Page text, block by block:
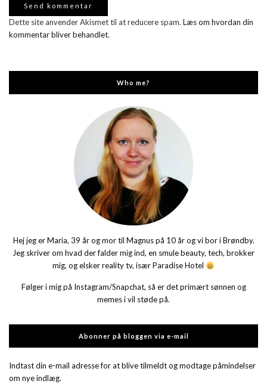
Dette site anvender Akismet til at reducere spam. Læs om hvordan din
kommentar bliver behandlet.
Who me?
Hej jeg er Maria, 39 år og mor til Magnus på 10 år og vi bor i Brøndby.
Jeg skriver om hvad der falder mig ind, en smule beauty, tech, brokker
mig, og elsker reality tv, især Paradise Hotel
Følger i mig på Instagram/Snapchat, så er det primært sønnen og
memes i vil støde på.
Abonner på bloggen via e-mail
Indtast din e-mail adresse for at blive tilmeldt og modtage påmindelser
om nye indlæg.